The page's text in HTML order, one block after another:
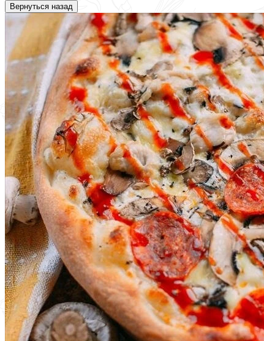
Вернуться назад